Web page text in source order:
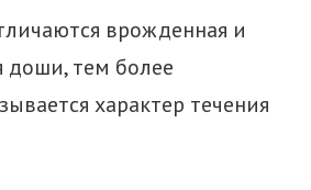
врожденная и
доши, тем более
характер течения